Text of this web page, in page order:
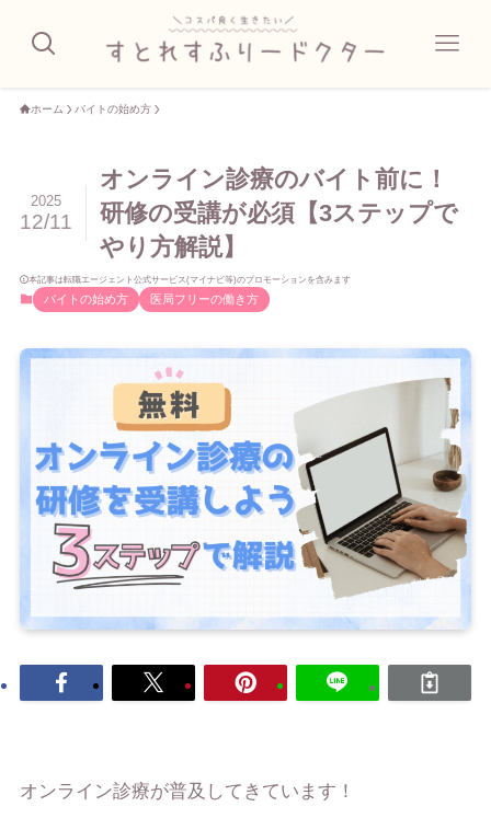
ホーム バイトの始め方
オンライン診療のバイト前に！
研修の受講が必須【3ステップで
やり方解説】
2025
12/11
本記事は転職エージェント公式サービス(マイナビ等)のプロモーションを含みます
バイトの始め方 医局フリーの働き方
オンライン診療が普及してきています！